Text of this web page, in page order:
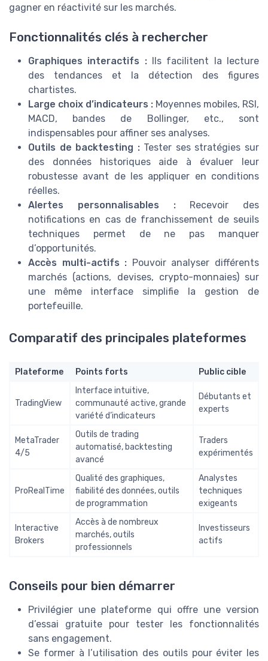
gagner en réactivité sur les marchés.
Fonctionnalités clés à rechercher
Graphiques interactifs :Ils facilitent la lecture
des tendances et la détection des figures
chartistes.
Large choix d’indicateurs : Moyennes mobiles, RSI,
MACD, bandes de Bollinger, etc., sont
indispensables pour affiner ses analyses.
Outils de backtesting :Tester ses stratégies sur
des données historiques aide à évaluer leur
robustesse avant de les appliquer en conditions
réelles.
Alertes personnalisables :Recevoir des
notifications en cas de franchissement de seuils
techniques permet de ne pas manquer
d’opportunités.
Accès multi-actifs : Pouvoir analyser différents
marchés (actions, devises, crypto-monnaies) sur
une même interface simplifie la gestion de
portefeuille.
Comparatif des principales plateformes
Plateforme Points forts Public cible
TradingView
Interface intuitive,
communauté active, grande
variété d’indicateurs
Débutants et
experts
MetaTrader
4/5
Outils de trading
automatisé, backtesting
avancé
Traders
expérimentés
ProRealTime
Qualité des graphiques,
fiabilité des données, outils
de programmation
Analystes
techniques
exigeants
Interactive
Brokers
Accès à de nombreux
marchés, outils
professionnels
Investisseurs
actifs
Conseils pour bien démarrer
Privilégier une plateforme qui offre une version
d’essai gratuite pour tester les fonctionnalités
sans engagement.
Se former à l’utilisation des outils pour éviter les